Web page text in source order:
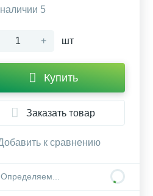
5
+ шт
Купить
Заказать товар
к сравнению
Определяем...